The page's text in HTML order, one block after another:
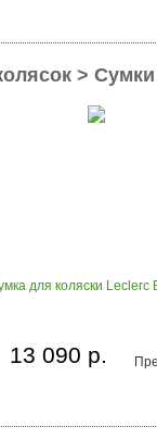
>
для коляски Leclerc
13 090 р.